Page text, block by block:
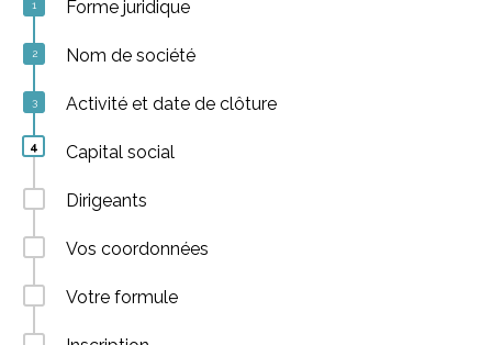
Forme juridique
Nom de société
Activité et date de clôture
Capital social
Dirigeants
Vos coordonnées
Votre formule